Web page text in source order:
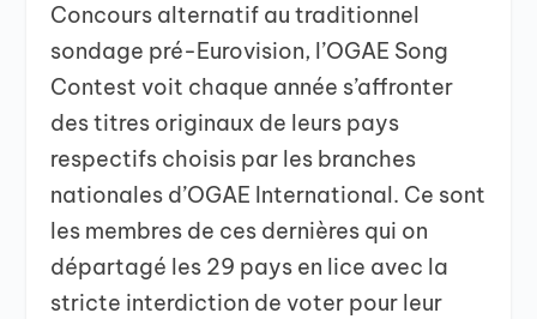
Concours alternatif au traditionnel
sondage pré-Eurovision, l’OGAE Song
Contest voit chaque année s’affronter
des titres originaux de leurs pays
respectifs choisis par les branches
nationales d’OGAE International. Ce sont
les membres de ces dernières qui on
départagé les 29 pays en lice avec la
stricte interdiction de voter pour leur